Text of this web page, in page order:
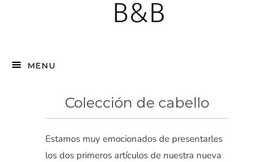
MENU
Colección de cabello
Estamos muy emocionados de presentarles
los dos primeros artículos de nuestra nueva